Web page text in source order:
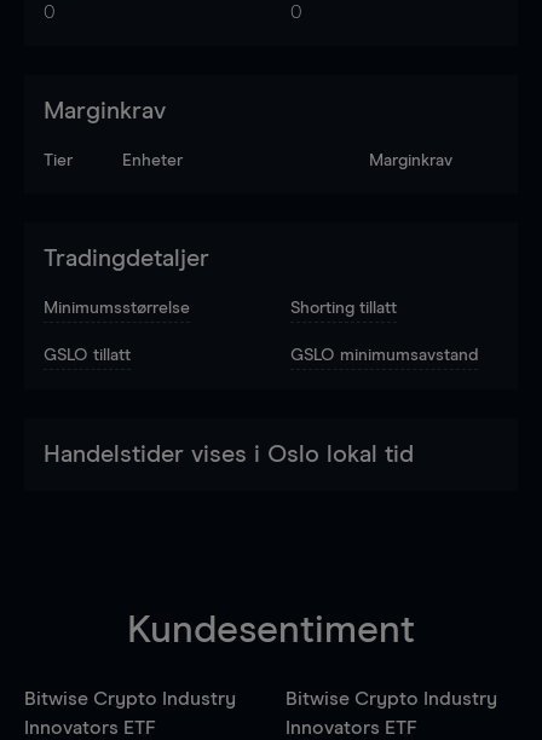
0 0
Marginkrav
Tier Enheter Marginkrav
Tradingdetaljer
Minimumsstørrelse Shorting tillatt
GSLO tillatt GSLO minimumsavstand
Handelstider vises i Oslo lokal tid
Kundesentiment
Bitwise Crypto Industry
Innovators ETF
Bitwise Crypto Industry
Innovators ETF